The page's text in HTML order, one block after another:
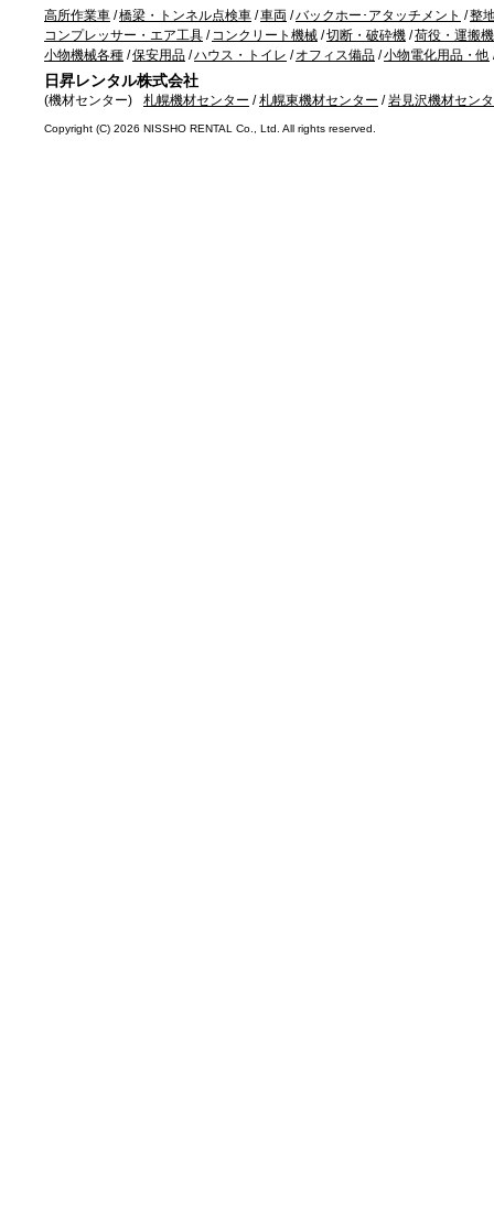
高所作業車 /橋梁・トンネル点検車 /車両 /バックホー･アタッチメント /整
コンプレッサー・エア工具 / コンクリート機械 /切断・破砕機 /荷役・運搬
小物機械各種 /保安用品 /ハウス・トイレ / オフィス備品 /小物電化用品・他
日昇レンタル株式会社
(機材センター) 札幌機材センター /札幌東機材センター /岩見沢機材セン
Copyright (C) 2026 NISSHO RENTAL Co., Ltd. All rights reserved.